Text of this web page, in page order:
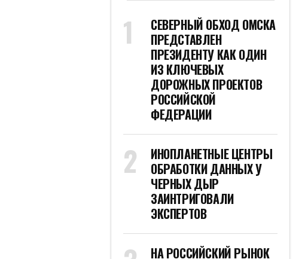
СЕВЕРНЫЙ ОБХОД ОМСКА
ПРЕДСТАВЛЕН
ПРЕЗИДЕНТУ КАК ОДИН
ИЗ КЛЮЧЕВЫХ
ДОРОЖНЫХ ПРОЕКТОВ
РОССИЙСКОЙ
ФЕДЕРАЦИИ
ИНОПЛАНЕТНЫЕ ЦЕНТРЫ
ОБРАБОТКИ ДАННЫХ У
ЧЕРНЫХ ДЫР
ЗАИНТРИГОВАЛИ
ЭКСПЕРТОВ
НА РОССИЙСКИЙ РЫНОК